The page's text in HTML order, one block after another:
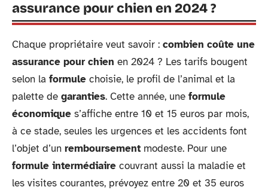
assurance pour chien en 2024 ?
Chaque propriétaire veut savoir : combien coûte une
assurance pour chien en 2024 ? Les tarifs bougent
selon la formule choisie, le profil de l’animal et la
palette de garanties. Cette année, une formule
économique s’affiche entre 10 et 15 euros par mois,
à ce stade, seules les urgences et les accidents font
l’objet d’un remboursement modeste. Pour une
formule intermédiaire couvrant aussi la maladie et
les visites courantes, prévoyez entre 20 et 35 euros